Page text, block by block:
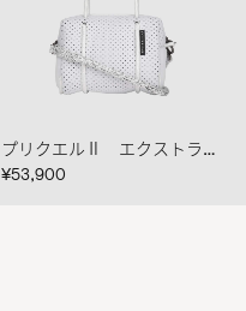
プリクエルⅡ エクストラスモール ホワイト
¥53,900